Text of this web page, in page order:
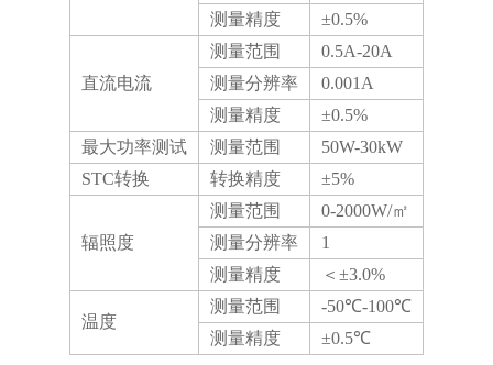
测量精度
±0.5%
直流电流
测量范围
0.5A-20A
测量分辨率
0.001A
测量精度
±0.5%
最大功率测试
测量范围
50W-30kW
STC转换
转换精度 ±5%
辐照度
测量范围
0-2000W/㎡
测量分辨率
1
测量精度
＜±3.0%
温度
测量范围
-50℃-100℃
测量精度
±0.5℃